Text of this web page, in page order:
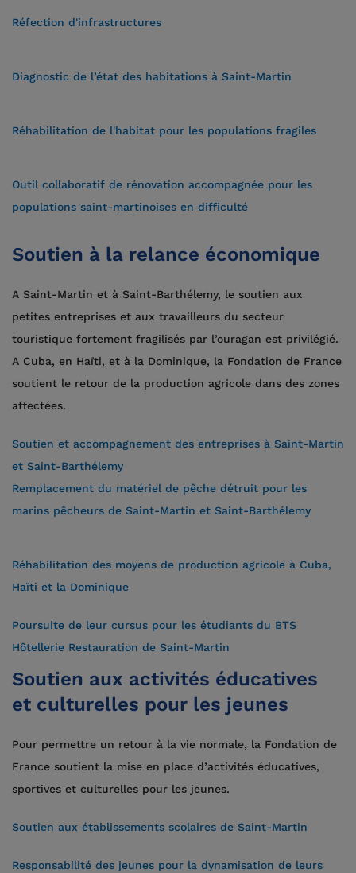
Réfection d'infrastructures
Diagnostic de l’état des habitations à Saint-Martin
Réhabilitation de l'habitat pour les populations fragiles
Outil collaboratif de rénovation accompagnée pour les
populations saint-martinoises en difficulté
Soutien à la relance économique
A Saint-Martin et à Saint-Barthélemy, le soutien aux
petites entreprises et aux travailleurs du secteur
touristique fortement fragilisés par l’ouragan est privilégié.
A Cuba, en Haïti, et à la Dominique, la Fondation de France
soutient le retour de la production agricole dans des zones
affectées.
Soutien et accompagnement des entreprises à Saint-Martin
et Saint-Barthélemy
Remplacement du matériel de pêche détruit pour les
marins pêcheurs de Saint-Martin et Saint-Barthélemy
Réhabilitation des moyens de production agricole à Cuba,
Haïti et la Dominique
Poursuite de leur cursus pour les étudiants du BTS
Hôtellerie Restauration de Saint-Martin
Soutien aux activités éducatives
et culturelles pour les jeunes
Pour permettre un retour à la vie normale, la Fondation de
France soutient la mise en place d’activités éducatives,
sportives et culturelles pour les jeunes.
Soutien aux établissements scolaires de Saint-Martin
Responsabilité des jeunes pour la dynamisation de leurs